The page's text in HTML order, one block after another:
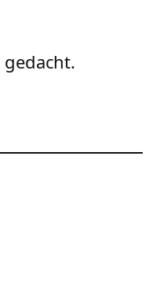
gedacht.